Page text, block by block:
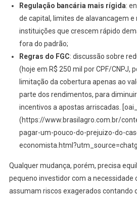
Regulação bancária mais rígida:
de capital, limites de alavancagem
instituições que crescem rápido
fora do padrão;
Regras do FGC: discussão sobre
(hoje em R$ 250 mil por CPF/CNPJ,
limitação da cobertura apenas ao
parte dos rendimentos, para
incentivos a apostas arriscadas.
(https://www.brasilagro.com.br/
pagar-um-pouco-do-prejuizo-do-
Qualquer mudança, porém, precisa
pequeno investidor com a necessidade
assumam riscos exagerados contando